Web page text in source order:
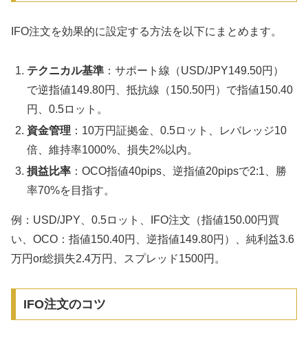
IFO注文を効果的に設定する方法を以下にまとめます。
テクニカル基準 ：サポート線（USD/JPY149.50円）
で逆指値149.80円、抵抗線（150.50円）で指値150.40
円、0.5ロット。
資金管理 ：10万円証拠金、0.5ロット、レバレッジ10
倍、維持率1000%、損失2%以内。
損益比率 ：OCO指値40pips、逆指値20pipsで2:1、勝
率70%を目指す。
例：USD/JPY、0.5ロット、IFO注文（指値150.00円買
い、OCO：指値150.40円、逆指値149.80円）、純利益3.6
万円or総損失2.4万円、スプレッド1500円。
IFO注文のコツ